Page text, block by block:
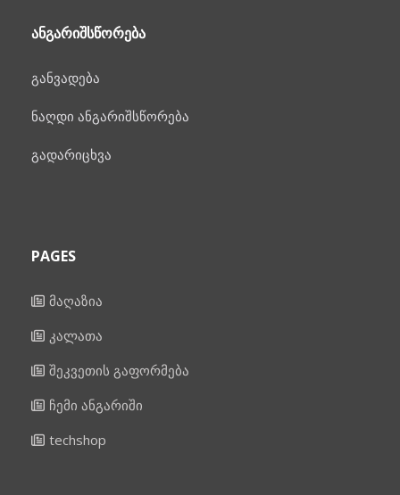
ᲐᲜᲒᲐᲠᲘᲨᲡᲬᲝᲠᲔᲑᲐ
განვადება
ნაღდი ანგარიშსწორება
გადარიცხვა
PAGES
მაღაზია
კალათა
შეკვეთის გაფორმება
ჩემი ანგარიში
techshop